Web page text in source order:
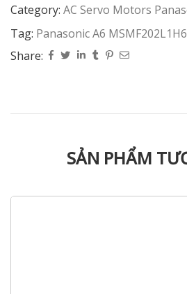
Category: AC Servo Motors
Tag: Panasonic A6
Share:
SẢN PHẨM